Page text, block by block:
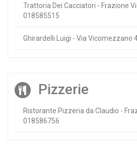
Trattoria Dei Cacciatori - Frazione
018585515
Ghirardelli Luigi - Via Vicomezzano
Pizzerie
Ristorante Pizzeria da Claudio -
018586756